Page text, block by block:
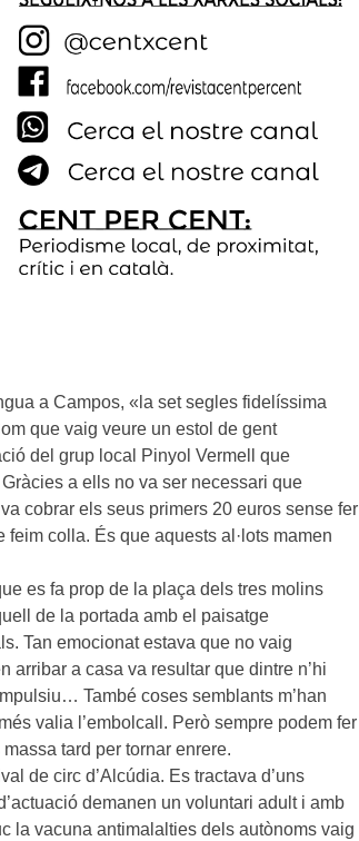
a Campos, «la set segles fidelíssima
que vaig veure un estol de gent
del grup local Pinyol Vermell que
a ells no va ser necessari que
cobrar els seus primers 20 euros sense fer
colla. És que aquests al·lots mamen
es fa prop de la plaça dels tres molins
de la portada amb el paisatge
Tan emocionat estava que no vaig
arribar a casa va resultar que dintre n’hi
També coses semblants m’han
valia l’embolcall. Però sempre podem fer
tard per tornar enrere.
de circ d’Alcúdia. Es tractava d’uns
demanen un voluntari adult i amb
la vacuna antimalalties dels autònoms vaig